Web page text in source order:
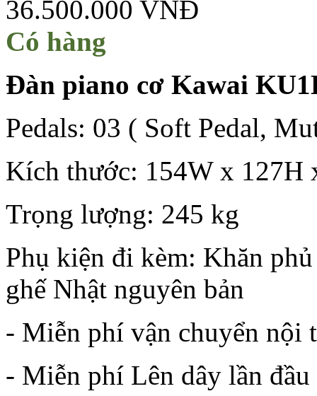
36.500.000 VNĐ
Có hàng
Đàn piano cơ Kawai
Pedals: 03 ( Soft Pedal,
Kích thước: 154W x 127H
Trọng lượng: 245 kg
Phụ kiện đi kèm: Khăn
ghế Nhật nguyên bản
- Miễn phí vận chuyển nội
- Miễn phí Lên dây lần đầu